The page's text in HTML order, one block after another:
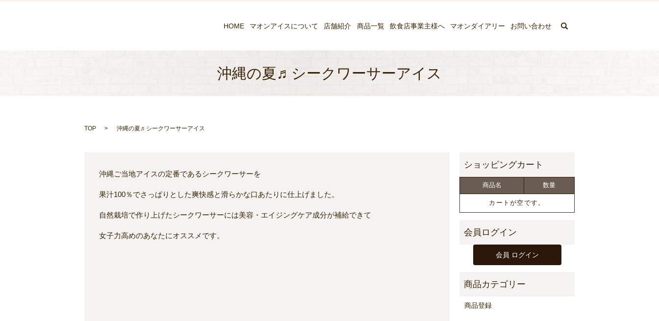
HOME マオンアイスについて 店舗紹介 商品一覧 飲食店事業主様へ マオンダイアリー お問い合わせ
沖縄の夏♬シークワーサーアイス
TOP 沖縄の夏♬シークワーサーアイス
沖縄ご当地アイスの定番であるシークワーサーを
果汁100％でさっぱりとした爽快感と滑らかな口あたりに仕上げました。
自然栽培で作り上げたシークワーサーには美容・エイジングケア成分が補給できて
女子力高めのあなたにオススメです。
商品名 数量
カートが空です。
商品登録